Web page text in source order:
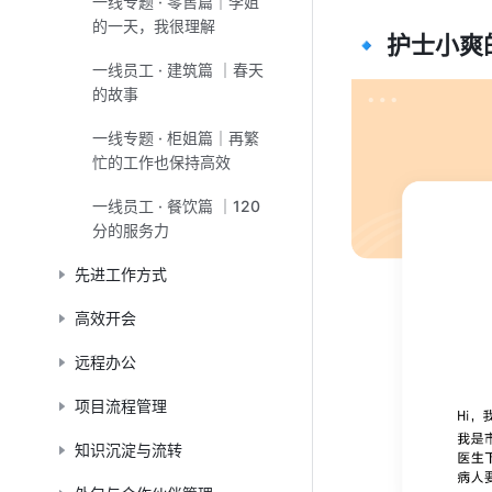
的一天，我很理解
一线员工 · 建筑篇 ｜春天
的故事
一线专题 · 柜姐篇｜再繁
忙的工作也保持高效
一线员工 · 餐饮篇 ｜120
分的服务力
先进工作方式
高效开会
远程办公
项目流程管理
知识沉淀与流转
🔹 护士小爽